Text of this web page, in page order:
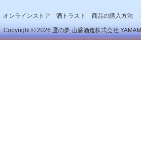
オンラインストア 酒トラスト 商品の購入方法
Copyright © 2026鷹の夢 山盛酒造株式会社